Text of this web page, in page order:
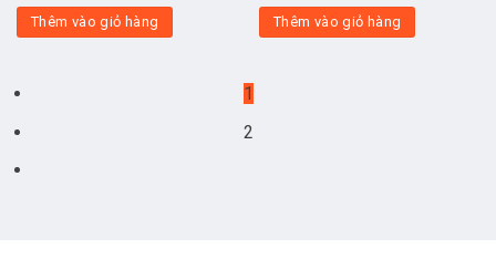
Thêm vào giỏ hàng Thêm vào giỏ hàng
1
2